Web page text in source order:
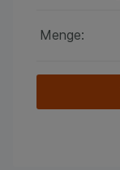
Menge: